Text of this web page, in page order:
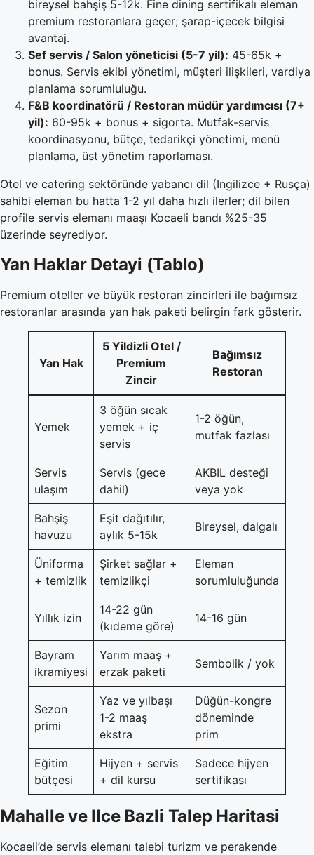
bireysel bahşiş 5-12k. Fine dining sertifikalı eleman
premium restoranlara geçer; şarap-içecek bilgisi
avantaj.
Sef servis / Salon yöneticisi (5-7 yil): 45-65k +
bonus. Servis ekibi yönetimi, müşteri ilişkileri, vardiya
planlama sorumluluğu.
F&B koordinatörü / Restoran müdür yardımcısı (7+
yil): 60-95k + bonus + sigorta. Mutfak-servis
koordinasyonu, bütçe, tedarikçi yönetimi, menü
planlama, üst yönetim raporlaması.
Otel ve catering sektöründe yabancı dil (Ingilizce + Rusça)
sahibi eleman bu hatta 1-2 yıl daha hızlı ilerler; dil bilen
profile servis elemanı maaşı Kocaeli bandı %25-35
üzerinde seyrediyor.
Yan Haklar Detayi (Tablo)
Premium oteller ve büyük restoran zincirleri ile bağımsız
restoranlar arasında yan hak paketi belirgin fark gösterir.
Yan Hak
5 Yildizli Otel /
Premium
Zincir
Bağımsız
Restoran
Yemek
3 öğün sıcak
yemek + iç
servis
1-2 öğün,
mutfak fazlası
Servis
ulaşım
Servis (gece
dahil)
AKBIL desteği
veya yok
Bahşiş
havuzu
Eşit dağıtılır,
aylık 5-15k
Bireysel, dalgalı
Üniforma
+ temizlik
Şirket sağlar +
temizlikçi
Eleman
sorumluluğunda
Yıllık izin
14-22 gün
(kıdeme göre)
14-16 gün
Bayram
ikramiyesi
Yarım maaş +
erzak paketi
Sembolik / yok
Sezon
primi
Yaz ve yılbaşı
1-2 maaş
ekstra
Düğün-kongre
döneminde
prim
Eğitim
bütçesi
Hijyen + servis
+ dil kursu
Sadece hijyen
sertifikası
Mahalle ve Ilce Bazli Talep Haritasi
Kocaeli’de servis elemanı talebi turizm ve perakende